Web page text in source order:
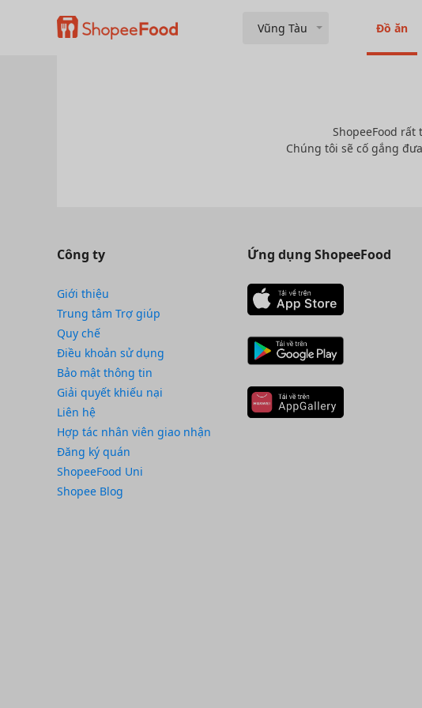
Vũng Tàu Đồ ăn
ShopeeFood
Chúng tôi sẽ cố gắng
Công ty
Giới thiệu
Trung tâm Trợ giúp
Quy chế
Điều khoản sử dụng
Bảo mật thông tin
Giải quyết khiếu nại
Liên hệ
Hợp tác nhân viên giao nhận
Đăng ký quán
ShopeeFood Uni
Shopee Blog
Ứng dụng ShopeeFood